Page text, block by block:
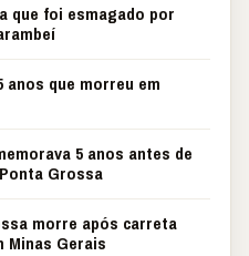
que foi esmagado por
anos que morreu em
5 anos antes de
Grossa
morre após carreta
Minas Gerais